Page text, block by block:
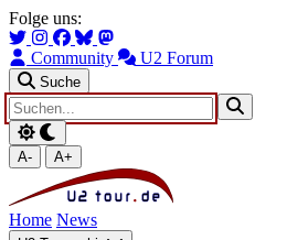
Zum Hauptinhalt springen
Zur Navigation springen
Folge uns:
Community U2 Forum
Suche
A- A+
Home News